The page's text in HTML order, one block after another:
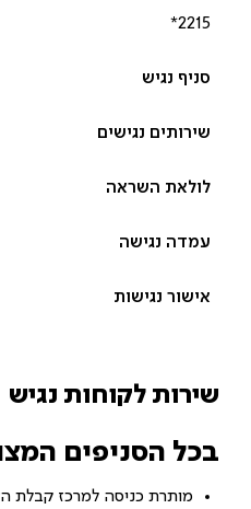
*2215‎
שירות לקוחות נגיש
בכל הסניפים
מותרת כניסה למרכז קבלת